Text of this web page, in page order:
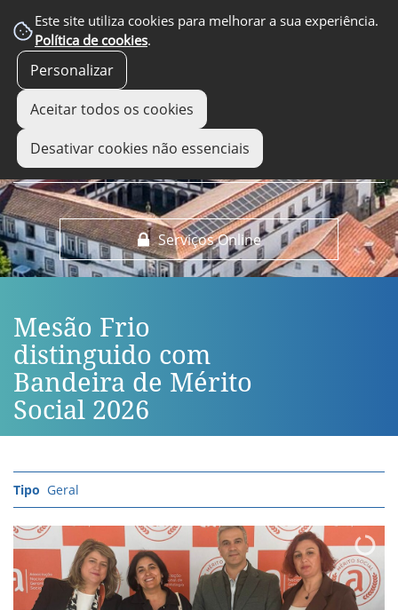
Este site utiliza cookies para melhorar a sua experiência.
Política de cookies.
Personalizar
Aceitar todos os cookies
Desativar cookies não essenciais
Serviços Online
EM DESTAQUE
Mesão Frio
distinguido com
Bandeira de Mérito
Social 2026
Geral